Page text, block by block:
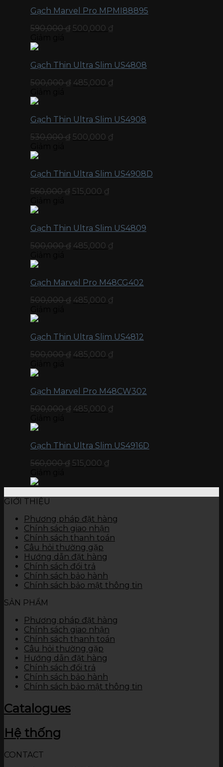
Gạch Marvel Pro MPMI88895
590,000₫ 500,000 ₫
Gạch Thin Ultra Slim US4808
500,000₫ 485,000 ₫
Gạch Thin Ultra Slim US4908
530,000₫ 500,000 ₫
Gạch Thin Ultra Slim US4908D
560,000₫ 515,000 ₫
Gạch Thin Ultra Slim US4809
500,000₫ 485,000 ₫
Gạch Marvel Pro M48CG402
500,000₫ 485,000 ₫
Gạch Thin Ultra Slim US4812
500,000₫ 485,000 ₫
Gạch Marvel Pro M48CW302
500,000₫ 485,000 ₫
Gạch Thin Ultra Slim US4916D
560,000₫ 515,000 ₫
GIỚI THIỆU
Phương pháp đặt hàng
Chính sách giao nhận
Chính sách thanh toán
Câu hỏi thường gặp
Hướng dẫn đặt hàng
Chính sách đổi trả
Chính sách bảo hành
Chính sách bảo mật thông tin
SẢN PHẨM
Phương pháp đặt hàng
Chính sách giao nhận
Chính sách thanh toán
Câu hỏi thường gặp
Hướng dẫn đặt hàng
Chính sách đổi trả
Chính sách bảo hành
Chính sách bảo mật thông tin
Catalogues
Hệ thống
CONTACT